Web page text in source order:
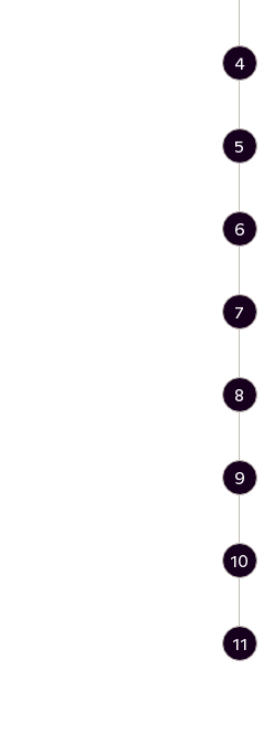
4
5
6
7
8
9
10
11